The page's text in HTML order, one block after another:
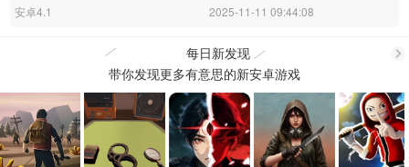
安卓4.1
2025-11-11 09:44:08
每日新发现
带你发现更多有意思的新安卓游戏